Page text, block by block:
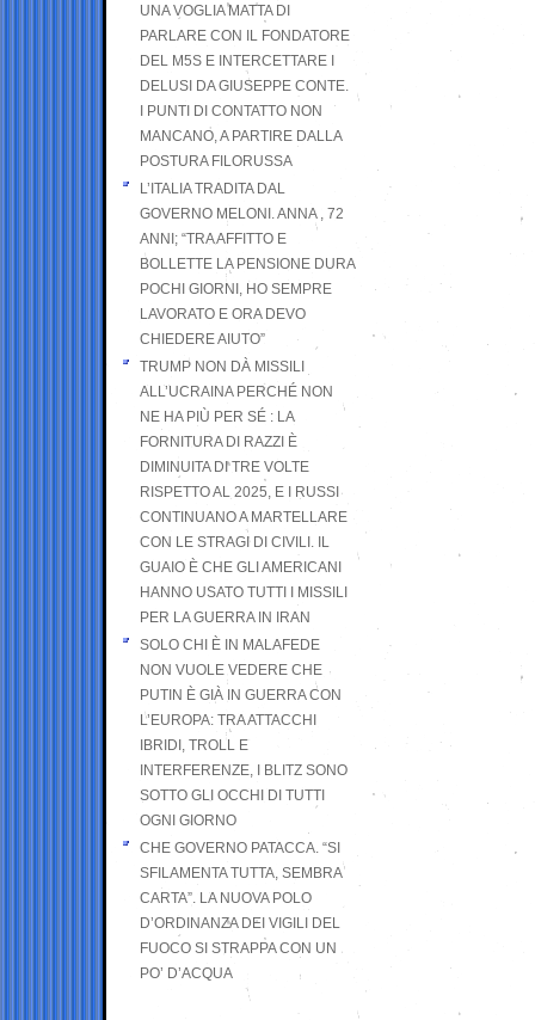
UNA VOGLIA MATTA DI
PARLARE CON IL FONDATORE
DEL M5S E INTERCETTARE I
DELUSI DA GIUSEPPE CONTE.
I PUNTI DI CONTATTO NON
MANCANO, A PARTIRE DALLA
POSTURA FILORUSSA
L’ITALIA TRADITA DAL
GOVERNO MELONI. ANNA , 72
ANNI; “TRA AFFITTO E
BOLLETTE LA PENSIONE DURA
POCHI GIORNI, HO SEMPRE
LAVORATO E ORA DEVO
CHIEDERE AIUTO”
TRUMP NON DÀ MISSILI
ALL’UCRAINA PERCHÉ NON
NE HA PIÙ PER SÉ : LA
FORNITURA DI RAZZI È
DIMINUITA DI TRE VOLTE
RISPETTO AL 2025, E I RUSSI
CONTINUANO A MARTELLARE
CON LE STRAGI DI CIVILI. IL
GUAIO È CHE GLI AMERICANI
HANNO USATO TUTTI I MISSILI
PER LA GUERRA IN IRAN
SOLO CHI È IN MALAFEDE
NON VUOLE VEDERE CHE
PUTIN È GIÀ IN GUERRA CON
L’EUROPA: TRA ATTACCHI
IBRIDI, TROLL E
INTERFERENZE, I BLITZ SONO
SOTTO GLI OCCHI DI TUTTI
OGNI GIORNO
CHE GOVERNO PATACCA. “SI
SFILAMENTA TUTTA, SEMBRA
CARTA”. LA NUOVA POLO
D’ORDINANZA DEI VIGILI DEL
FUOCO SI STRAPPA CON UN
PO’ D’ACQUA